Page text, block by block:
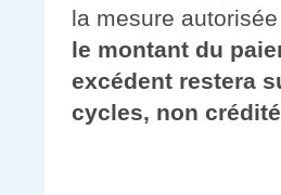
la mesure
le montant du
excédent restera
cycles, non